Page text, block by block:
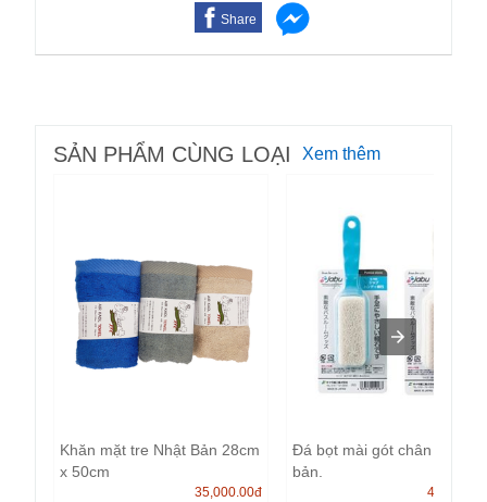
Share
SẢN PHẨM CÙNG LOẠI Xem thêm
Khăn mặt tre Nhật Bản 28cm
x 50cm
35,000.00đ
Đá bọt mài gót chân Nhật
bản.
40,000.00